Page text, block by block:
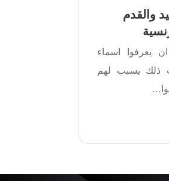
والقدم
يعرفوا اسماء
ذلك يسبب لهم